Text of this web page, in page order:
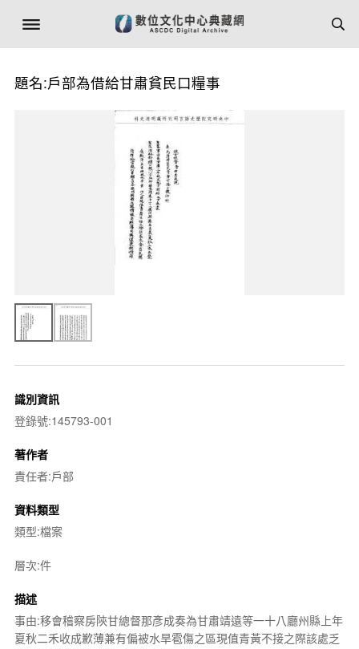
題名:戶部為借給甘肅貧民口糧事
識別資訊
登錄號:145793-001
著作者
責任者:戶部
資料類型
類型:檔案
層次:件
描述
事由:移會稽察房陝甘總督那彥成奏為甘肅靖遠等一十八廳州縣上年
夏秋二禾收成歉薄兼有偏被水旱雹傷之區現值青黃不接之際該處乏